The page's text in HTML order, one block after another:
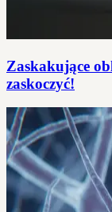
Zaskakujące
zaskoczyć!